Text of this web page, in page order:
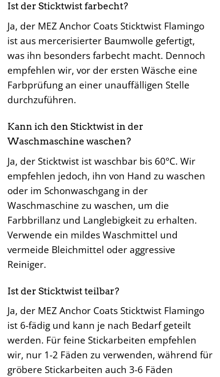
Ist der Sticktwist farbecht?
Ja, der MEZ Anchor Coats Sticktwist Flamingo
ist aus mercerisierter Baumwolle gefertigt,
was ihn besonders farbecht macht. Dennoch
empfehlen wir, vor der ersten Wäsche eine
Farbprüfung an einer unauffälligen Stelle
durchzuführen.
Kann ich den Sticktwist in der
Waschmaschine waschen?
Ja, der Sticktwist ist waschbar bis 60°C. Wir
empfehlen jedoch, ihn von Hand zu waschen
oder im Schonwaschgang in der
Waschmaschine zu waschen, um die
Farbbrillanz und Langlebigkeit zu erhalten.
Verwende ein mildes Waschmittel und
vermeide Bleichmittel oder aggressive
Reiniger.
Ist der Sticktwist teilbar?
Ja, der MEZ Anchor Coats Sticktwist Flamingo
ist 6-fädig und kann je nach Bedarf geteilt
werden. Für feine Stickarbeiten empfehlen
wir, nur 1-2 Fäden zu verwenden, während für
gröbere Stickarbeiten auch 3-6 Fäden